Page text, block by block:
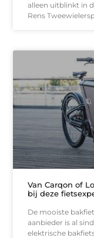
alleen uitblinkt in
Rens
Van Carqon of
bij deze
De mooiste
aanbieder is al
elektrische